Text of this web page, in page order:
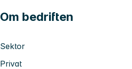
Om bedriften
Sektor
Privat